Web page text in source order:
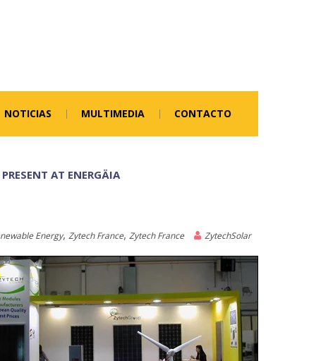
NOTICIAS MULTIMEDIA CONTACTO
AT ENERGÄIA
Energy, Zytech France, Zytech France ZytechSolar